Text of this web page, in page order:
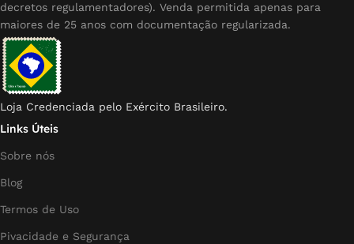
decretos regulamentadores). Venda permitida apenas para
maiores de 25 anos com documentação regularizada.
Loja Credenciada pelo Exército Brasileiro.
Links Úteis
Sobre nós
Blog
Termos de Uso
Pivacidade e Segurança